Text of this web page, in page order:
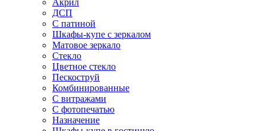
Акрил
ДСП
С патиной
Шкафы-купе с зеркалом
Матовое зеркало
Стекло
Цветное стекло
Пескоструй
Комбинированные
С витражами
С фотопечатью
Назначение